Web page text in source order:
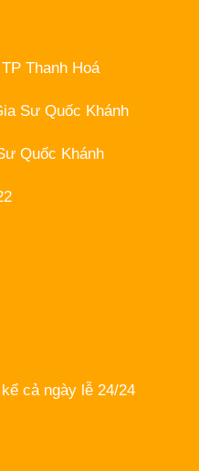
Thanh Hoá
Sư Quốc Khánh
Quốc Khánh
cả ngày lễ 24/24